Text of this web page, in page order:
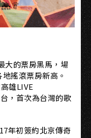
大的票房黑馬，場
搖滾票房新高。
雄LIVE
，首次為台灣的歌
年初簽約北京傳奇